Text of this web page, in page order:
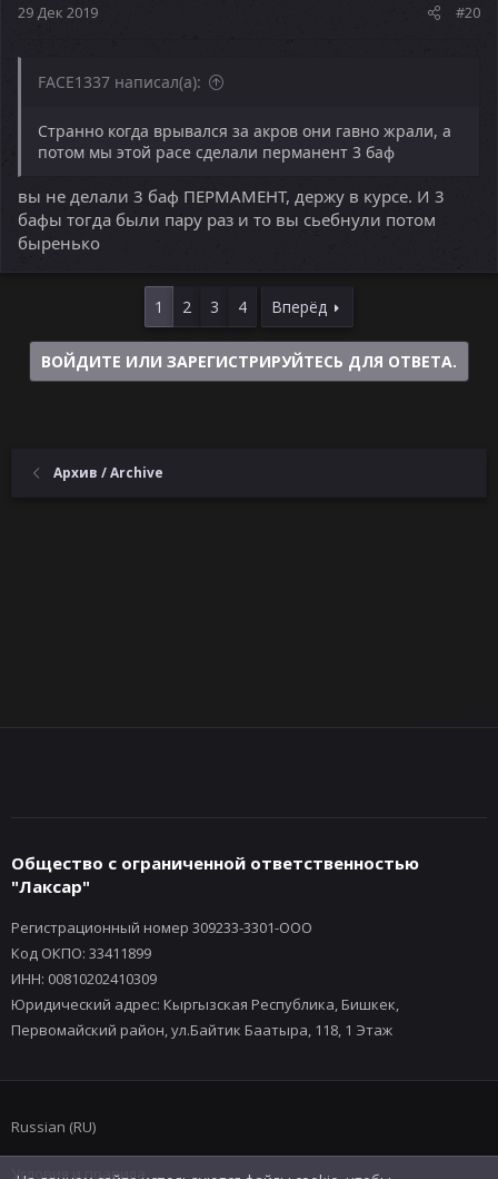
29 Дек 2019 #20
FACE1337 написал(а):
Странно когда врывался за акров они гавно жрали, а
потом мы этой расе сделали перманент 3 баф
вы не делали 3 баф ПЕРМАМЕНТ, держу в курсе. И 3
бафы тогда были пару раз и то вы сьебнули потом
быренько
1 2 3 4 Вперёд
ВОЙДИТЕ ИЛИ ЗАРЕГИСТРИРУЙТЕСЬ ДЛЯ ОТВЕТА.
Архив / Archive
Общество с ограниченной ответственностью
"Лаксар"
Регистрационный номер 309233-3301-ООО
Код ОКПО: 33411899
ИНН: 00810202410309
Юридический адрес: Кыргызская Республика, Бишкек,
Первомайский район, ул.Байтик Баатыра, 118, 1 Этаж
Russian (RU)
Условия и правила